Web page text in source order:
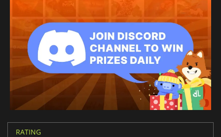
RATING